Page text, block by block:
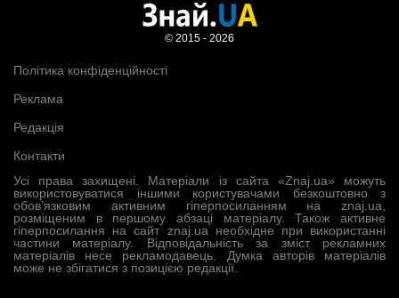
Усі права захищені. Матеріали із сайта «Znaj.ua» можуть
використовуватися іншими користувачами безкоштовно з
обов’язковим активним гіперпосиланням на znaj.ua,
розміщеним в першому абзаці матеріалу. Також активне
гіперпосилання на сайт znaj.ua необхідне при використанні
частини матеріалу. Відповідальність за зміст рекламних
матеріалів несе рекламодавець. Думка авторів матеріалів
може не збігатися з позицією редакції.
Політика конфіденційності
Реклама
Редакція
Контакти
© 2015 - 2026